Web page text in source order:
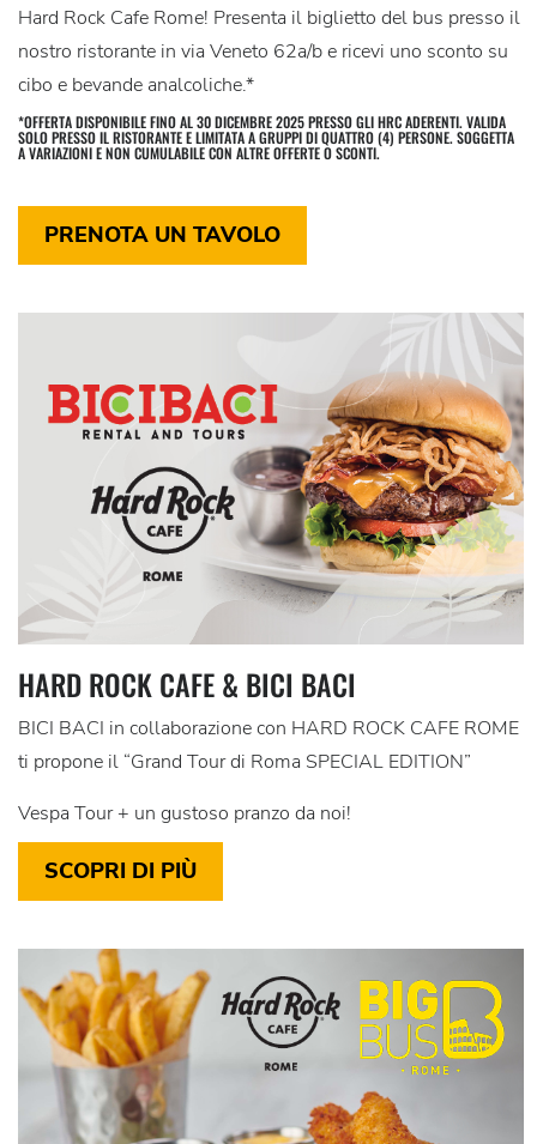
Hard Rock Cafe Rome! Presenta il biglietto del bus presso il
nostro ristorante in via Veneto 62a/b e ricevi uno sconto su
cibo e bevande analcoliche.*
*OFFERTA DISPONIBILE FINO AL 30 DICEMBRE 2025 PRESSO GLI HRC ADERENTI. VALIDA
SOLO PRESSO IL RISTORANTE E LIMITATA A GRUPPI DI QUATTRO (4) PERSONE. SOGGETTA
A VARIAZIONI E NON CUMULABILE CON ALTRE OFFERTE O SCONTI.
PRENOTA UN TAVOLO
HARD ROCK CAFE & BICI BACI
BICI BACI in collaborazione con HARD ROCK CAFE ROME
ti propone il “Grand Tour di Roma SPECIAL EDITION”
Vespa Tour + un gustoso pranzo da noi!
SCOPRI DI PIÙ